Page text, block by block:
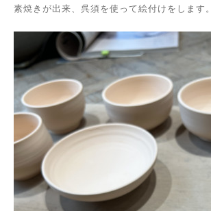
素焼きが出来、呉須を使って絵付けをします。